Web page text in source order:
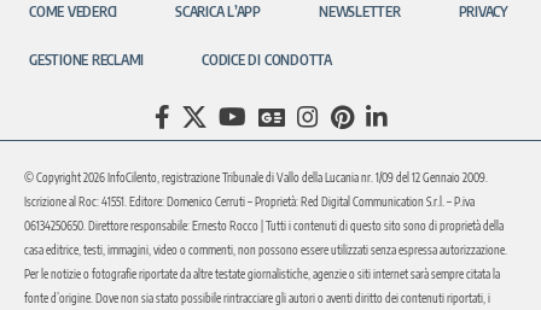
COME VEDERCI SCARICA L’APP NEWSLETTER PRIVACY
GESTIONE RECLAMI CODICE DI CONDOTTA
© Copyright 2026 InfoCilento, registrazione Tribunale di Vallo della Lucania nr. 1/09 del 12 Gennaio 2009.
Iscrizione al Roc: 41551. Editore: Domenico Cerruti – Proprietà: Red Digital Communication S.r.l. – P.iva
06134250650. Direttore responsabile: Ernesto Rocco | Tutti i contenuti di questo sito sono di proprietà della
casa editrice, testi, immagini, video o commenti, non possono essere utilizzati senza espressa autorizzazione.
Per le notizie o fotografie riportate da altre testate giornalistiche, agenzie o siti internet sarà sempre citata la
fonte d’origine. Dove non sia stato possibile rintracciare gli autori o aventi diritto dei contenuti riportati, i